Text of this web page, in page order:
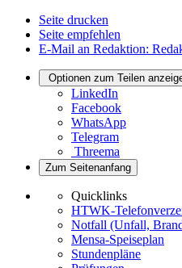
Seite drucken
Seite empfehlen
E-Mail an Redaktion:
Optionen zum Teilen
LinkedIn
Facebook
WhatsApp
Telegram
Threema
Zum Seitenanfang
Quicklinks
HTWK-
Notfall (Unfall,
Mensa-Speiseplan
Stundenpläne